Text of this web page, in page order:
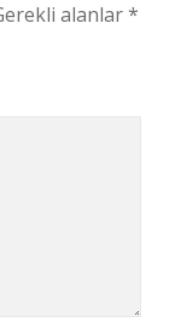
alanlar*